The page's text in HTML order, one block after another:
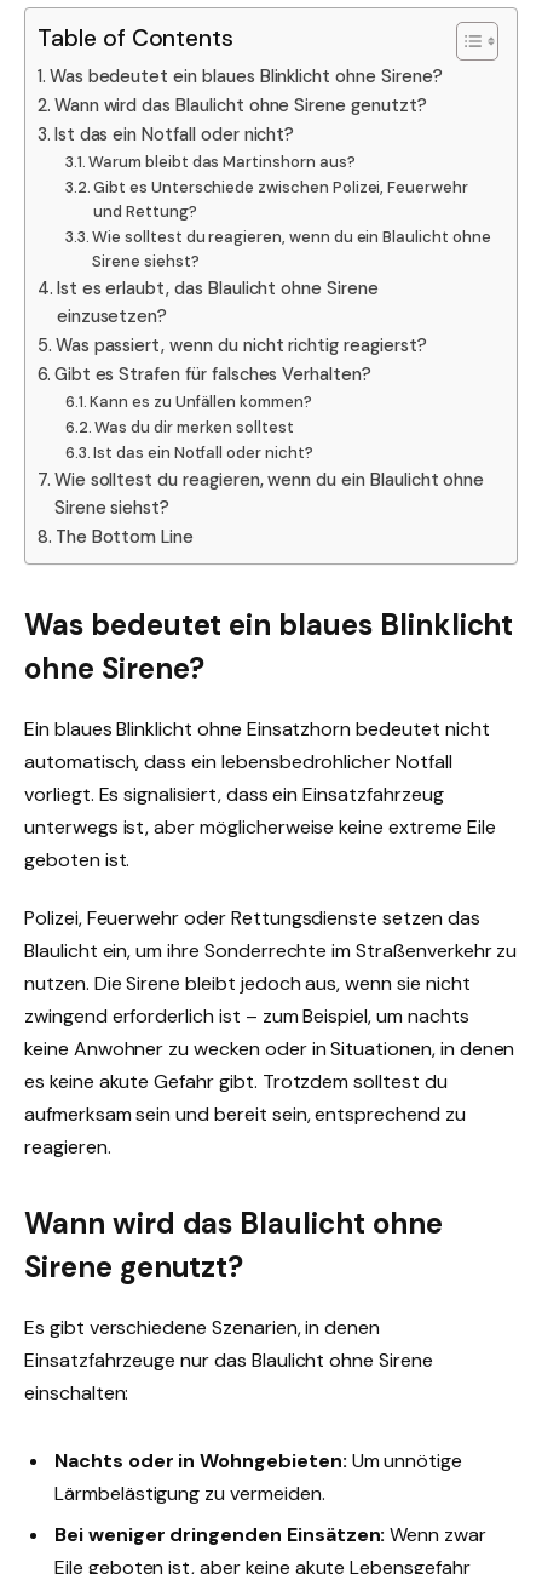
Table of Contents
Was bedeutet ein blaues Blinklicht ohne Sirene?
Wann wird das Blaulicht ohne Sirene genutzt?
Ist das ein Notfall oder nicht?
Warum bleibt das Martinshorn aus?
Gibt es Unterschiede zwischen Polizei, Feuerwehr
und Rettung?
Wie solltest du reagieren, wenn du ein Blaulicht ohne
Sirene siehst?
Ist es erlaubt, das Blaulicht ohne Sirene
einzusetzen?
Was passiert, wenn du nicht richtig reagierst?
Gibt es Strafen für falsches Verhalten?
Kann es zu Unfällen kommen?
Was du dir merken solltest
Ist das ein Notfall oder nicht?
Wie solltest du reagieren, wenn du ein Blaulicht ohne
Sirene siehst?
The Bottom Line
Was bedeutet ein blaues Blinklicht
ohne Sirene?
Ein blaues Blinklicht ohne Einsatzhorn bedeutet nicht
automatisch, dass ein lebensbedrohlicher Notfall
vorliegt. Es signalisiert, dass ein Einsatzfahrzeug
unterwegs ist, aber möglicherweise keine extreme Eile
geboten ist.
Polizei, Feuerwehr oder Rettungsdienste setzen das
Blaulicht ein, um ihre Sonderrechte im Straßenverkehr zu
nutzen. Die Sirene bleibt jedoch aus, wenn sie nicht
zwingend erforderlich ist – zum Beispiel, um nachts
keine Anwohner zu wecken oder in Situationen, in denen
es keine akute Gefahr gibt. Trotzdem solltest du
aufmerksam sein und bereit sein, entsprechend zu
reagieren.
Wann wird das Blaulicht ohne
Sirene genutzt?
Es gibt verschiedene Szenarien, in denen
Einsatzfahrzeuge nur das Blaulicht ohne Sirene
einschalten:
Nachts oder in Wohngebieten: Um unnötige
Lärmbelästigung zu vermeiden.
Bei weniger dringenden Einsätzen: Wenn zwar
Eile geboten ist, aber keine akute Lebensgefahr